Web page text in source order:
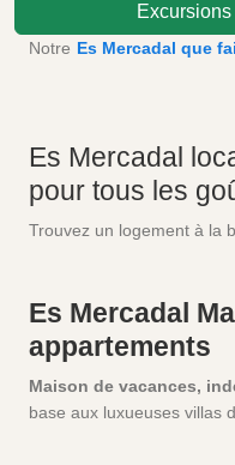
Notre Es Mercadal que
Es Mercadal
pour tous les
Trouvez un logement à la
Es Mercadal
appartements
Maison de vacances,
base aux luxueuses villas